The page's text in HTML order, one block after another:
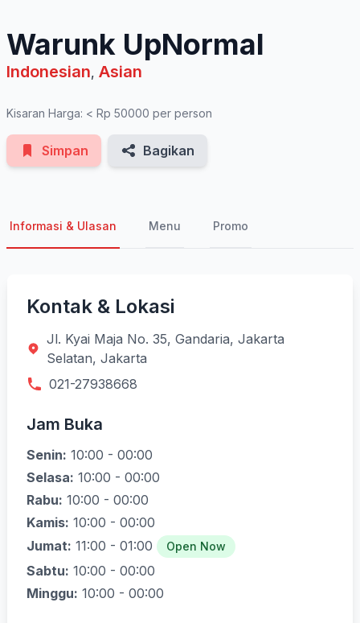
Warunk UpNormal
Indonesian, Asian
Kisaran Harga: < Rp 50000 per person
Simpan Bagikan
Informasi & Ulasan Menu Promo
Kontak & Lokasi
Jl. Kyai Maja No. 35, Gandaria, Jakarta
Selatan, Jakarta
021-27938668
Jam Buka
Senin: 10:00 - 00:00
Selasa: 10:00 - 00:00
Rabu: 10:00 - 00:00
Kamis: 10:00 - 00:00
Jumat: 11:00 - 01:00 Open Now
Sabtu: 10:00 - 00:00
Minggu: 10:00 - 00:00